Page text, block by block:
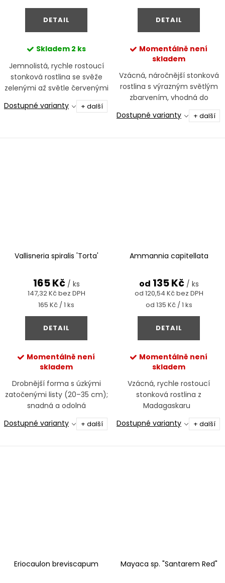
cena:
DETAIL
Skladem 2 ks
Jemnolistá, rychle rostoucí
stonková rostlina se svěže
zelenými až světle červenými
tóny, vhodná do středu i
pozadí akvária.
Dostupné varianty + další
cena:
DETAIL
Momentálně není
skladem
Vzácná, náročnější stonková
rostlina s výrazným světlým
zbarvením, vhodná do
střední části i pozadí akvária.
Dostupné varianty + další
Vallisneria spiralis 'Torta'
147,32 Kč bez DPH
165 Kč / ks
Měrná
cena:
165 Kč / 1 ks
DETAIL
Momentálně není
skladem
Drobnější forma s úzkými
zatočenými listy (20–35 cm);
snadná a odolná
Dostupné varianty
+ další
Ammannia capitellata
od 120,54 Kč bez DPH
od 135 Kč / ks
Měrná
cena:
od 135 Kč / 1 ks
DETAIL
Momentálně není
skladem
Vzácná, rychle rostoucí
stonková rostlina z
Madagaskaru
Dostupné varianty
+ další
Eriocaulon breviscapum Mayaca sp. "Santarem Red"